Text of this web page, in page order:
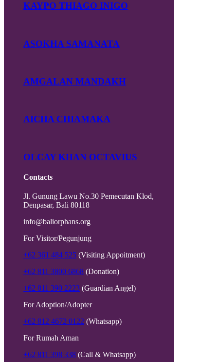
KAYPO THIAGO INIGO
ASOKHA SAMANATA
AMGALAN MANDAKH
AICHA CHIAMAKA
OLCAY KHAN OCTAVIUS
Contacts
Jl. Gunung Lawu No.30 Pemecutan Klod,
Denpasar, Bali 80118
info@baliorphans.org
For Visitor/Pegunjung
+62 361 484 525 (Visiting Appoitment)
+62 811 3800 6868 (Donation)
+62 811 390 2223 (Guardian Angel)
For Adoption/Adopter
+62 812 4672 0122 (Whatsapp)
For Rumah Aman
+62 811 398 338 (Call & Whatsapp)